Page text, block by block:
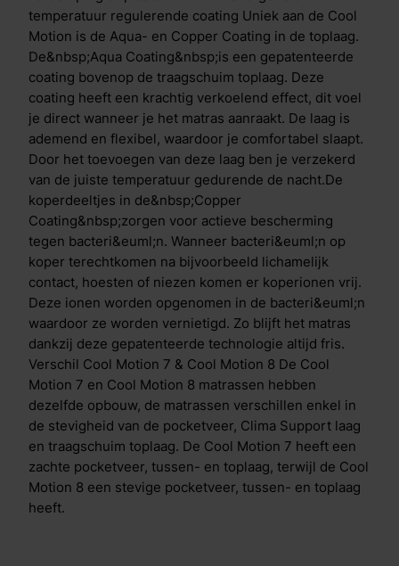
de stevigheid van de pocketveer, Clima Support laag
en traagschuim toplaag. De Cool Motion 7 heeft een
zachte pocketveer, tussen- en toplaag, terwijl de Cool
Motion 8 een stevige pocketveer, tussen- en toplaag
heeft.
temperatuur regulerende coating Uniek aan de Cool
Motion is de Aqua- en Copper Coating in de toplaag.
De&nbsp;Aqua Coating&nbsp;is een gepatenteerde
coating bovenop de traagschuim toplaag. Deze
coating heeft een krachtig verkoelend effect, dit voel
je direct wanneer je het matras aanraakt. De laag is
ademend en flexibel, waardoor je comfortabel slaapt.
Door het toevoegen van deze laag ben je verzekerd
van de juiste temperatuur gedurende de nacht.De
koperdeeltjes in de&nbsp;Copper
Coating&nbsp;zorgen voor actieve bescherming
tegen bacteri&euml;n. Wanneer bacteri&euml;n op
koper terechtkomen na bijvoorbeeld lichamelijk
contact, hoesten of niezen komen er koperionen vrij.
Deze ionen worden opgenomen in de bacteri&euml;n
waardoor ze worden vernietigd. Zo blijft het matras
dankzij deze gepatenteerde technologie altijd fris.
Verschil Cool Motion 7 & Cool Motion 8 De Cool
Motion 7 en Cool Motion 8 matrassen hebben
dezelfde opbouw, de matrassen verschillen enkel in
de stevigheid van de pocketveer, Clima Support laag
en traagschuim toplaag. De Cool Motion 7 heeft een
zachte pocketveer, tussen- en toplaag, terwijl de Cool
Motion 8 een stevige pocketveer, tussen- en toplaag
heeft.